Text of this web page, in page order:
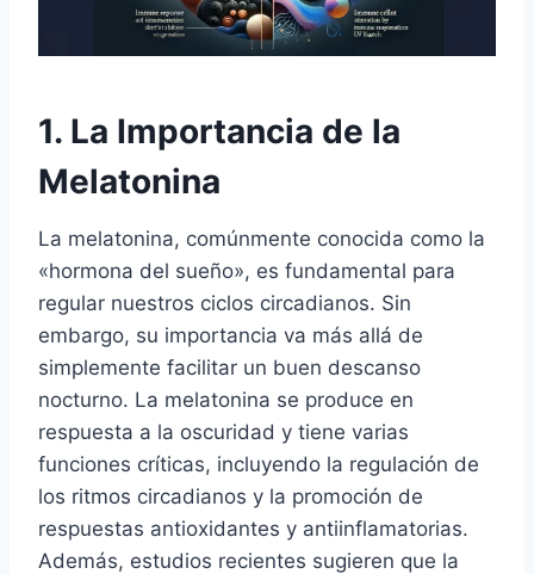
1. La Importancia de la
Melatonina
La melatonina, comúnmente conocida como la
«hormona del sueño», es fundamental para
regular nuestros ciclos circadianos. Sin
embargo, su importancia va más allá de
simplemente facilitar un buen descanso
nocturno. La melatonina se produce en
respuesta a la oscuridad y tiene varias
funciones críticas, incluyendo la regulación de
los ritmos circadianos y la promoción de
respuestas antioxidantes y antiinflamatorias.
Además, estudios recientes sugieren que la